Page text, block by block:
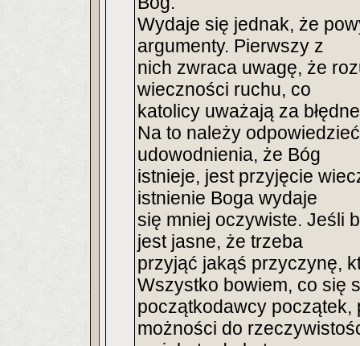
Wydaje się jednak, że
argumenty. Pierwszy z
nich zwraca uwagę, że
wieczności ruchu, co
katolicy uważają za
Na to należy
udowodnienia, że Bóg
istnieje, jest przyjęcie
istnienie Boga wydaje
się mniej oczywiste. Jeśli
jest jasne, że trzeba
przyjąć jakąś przyczynę,
Wszystko bowiem, co się
początkodawcy
możności do